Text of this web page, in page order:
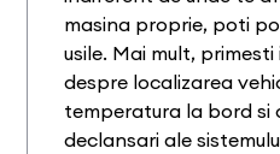
masina proprie, poti
usile. Mai mult,
despre localizarea
temperatura la bord si
declansari ale